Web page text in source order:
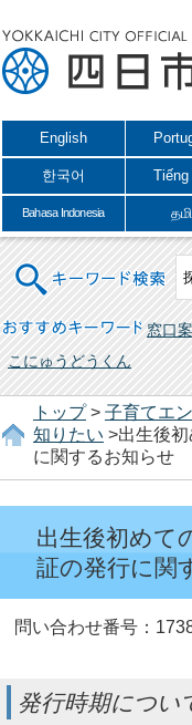
English
한국어
Bahasa Indonesia
キーワード検索
おすすめキーワード 窓口
こにゅうどうくん
トップ> 子育てエ
知りたい >出生後
に関するお知らせ
出生後初めて
証の発行に関
問い合わせ番号：
発行時期につい